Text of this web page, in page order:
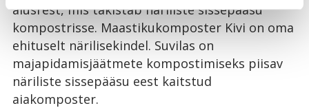
alusrest, mis takistab näriliste sissepääsu
kompostrisse. Maastikukomposter Kivi on oma
ehituselt närilisekindel. Suvilas on
majapidamisjäätmete kompostimiseks piisav
näriliste sissepääsu eest kaitstud
aiakomposter.